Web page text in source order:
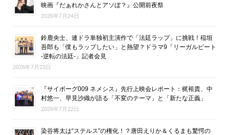
映画『だぁれかさんとアソぼ？』公開前夜祭
2026年7月24日
鈴鹿央士、連ドラ単独初主演作で「法廷ラップ」に挑戦！稲垣
吾郎も「僕もラップしたい」と熱望？ドラマ9「リーガルビート
-逆転の法廷-」記者会見
2026年7月23日
『サイボーグ009 ネメシス』先行上映会レポート：梶裕貴、中
村悠一、早見沙織が語る「不変のテーマ」と「新たな正義」
2026年7月22日
染谷将太は“ステルス”の権化！？唐田えりか＆くるまも驚愕の